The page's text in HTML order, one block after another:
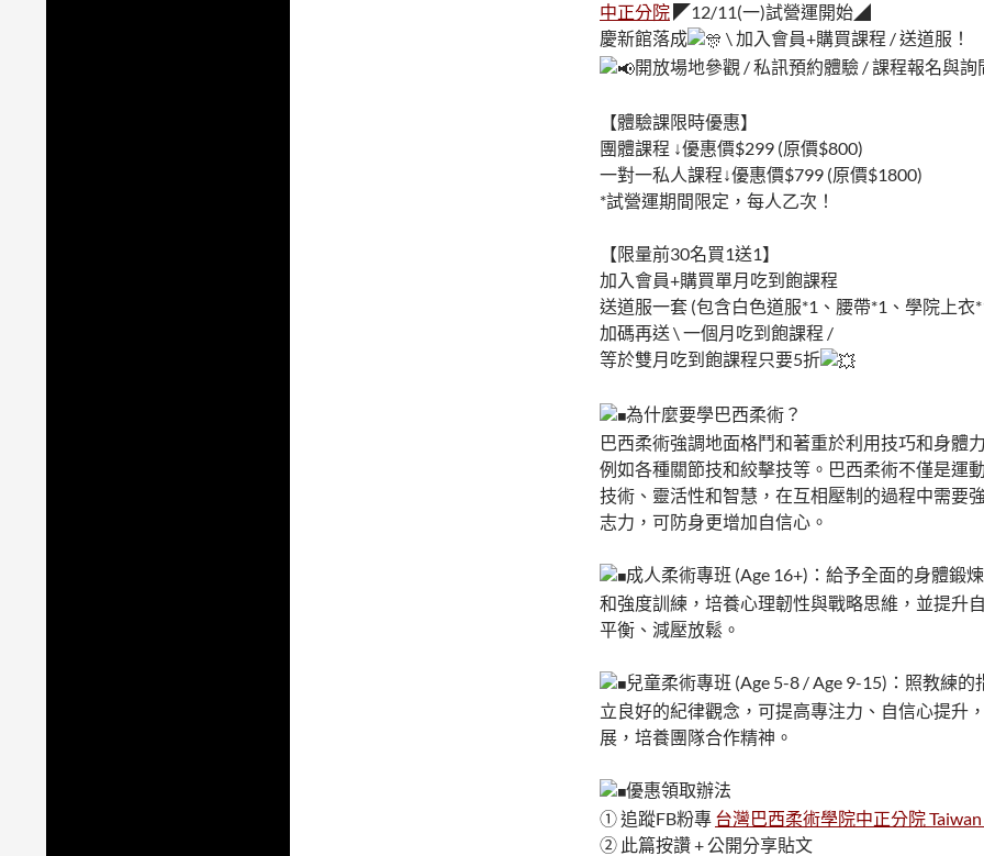
中正分院 ◤12/11(一)試營運開始◢
慶新館落成
\ 加入會員+購買課程 / 送道服！
開放場地參觀 / 私訊預約體驗 / 課程報名與詢
【體驗課限時優惠】
團體課程 ↓優惠價$299 (原價$800)
一對一私人課程↓優惠價$799 (原價$1800)
*試營運期間限定，每人乙次！
【限量前30名買1送1】
加入會員+購買單月吃到飽課程
送道服一套 (包含白色道服*1、腰帶*1、學院上衣
加碼再送 \ 一個月吃到飽課程 /
等於雙月吃到飽課程只要5折
為什麼要學巴西柔術？
巴西柔術強調地面格鬥和著重於利用技巧和身體
例如各種關節技和絞擊技等。巴西柔術不僅是運
技術、靈活性和智慧，在互相壓制的過程中需要
志力，可防身更增加自信心。
成人柔術專班 (Age 16+)：給予全面的身體鍛
和強度訓練，培養心理韌性與戰略思維，並提升
平衡、減壓放鬆。
兒童柔術專班 (Age 5-8 / Age 9-15)：照教練
立良好的紀律觀念，可提高專注力、自信心提升
展，培養團隊合作精神。
優惠領取辦法
① 追蹤FB粉專 台灣巴西柔術學院中正分院
② 此篇按讚 + 公開分享貼文